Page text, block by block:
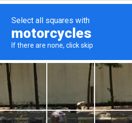
поддержкаCookie.
и/или некоторые
Рекомендуем включить
д. 1